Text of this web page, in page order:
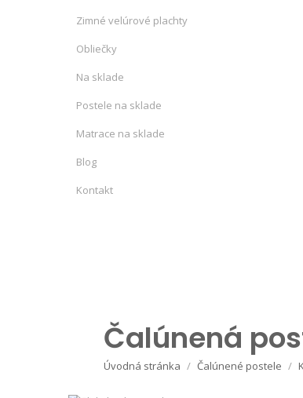
Zimné velúrové plachty
Obliečky
Na sklade
Postele na sklade
Matrace na sklade
Blog
Kontakt
Čalúnená
Úvodná stránka Čalúnené postele